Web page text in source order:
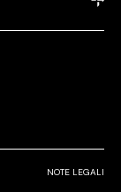
NOTE LEGALI